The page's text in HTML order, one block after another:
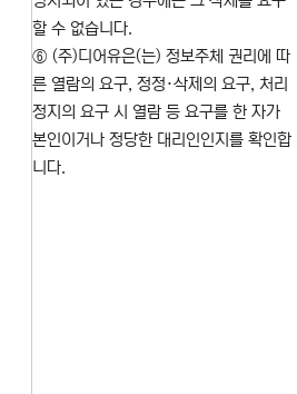
할 수 없습니다.
⑥ (주)디어유은(는) 정보주체 권리에 따
른 열람의 요구, 정정·삭제의 요구, 처리
정지의 요구 시 열람 등 요구를 한 자가
본인이거나 정당한 대리인인지를 확인합
니다.